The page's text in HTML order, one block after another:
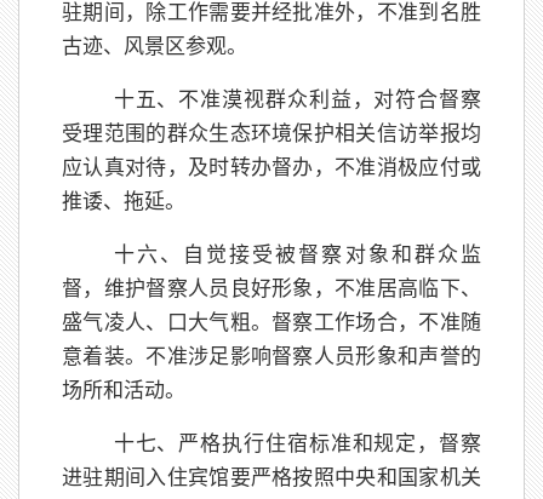
驻期间，除工作需要并经批准外，不准到名胜
古迹、风景区参观。
十五、不准漠视群众利益，对符合督察
受理范围的群众生态环境保护相关信访举报均
应认真对待，及时转办督办，不准消极应付或
推诿、拖延。
十六、自觉接受被督察对象和群众监
督，维护督察人员良好形象，不准居高临下、
盛气凌人、口大气粗。督察工作场合，不准随
意着装。不准涉足影响督察人员形象和声誉的
场所和活动。
十七、严格执行住宿标准和规定，督察
进驻期间入住宾馆要严格按照中央和国家机关